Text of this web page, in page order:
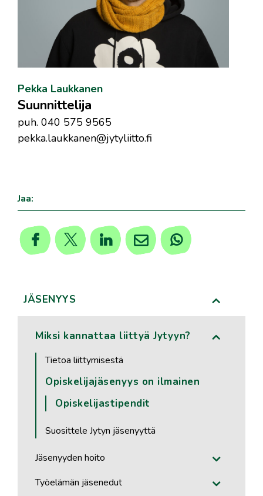
Pekka Laukkanen
Suunnittelija
puh. 040 575 9565
pekka.laukkanen@jytyliitto.fi
Jaa:
JÄSENYYS
Miksi kannattaa liittyä Jytyyn?
Tietoa liittymisestä
Opiskelijajäsenyys on ilmainen
Opiskelijastipendit
Suosittele Jytyn jäsenyyttä
Jäsenyyden hoito
Työelämän jäsenedut